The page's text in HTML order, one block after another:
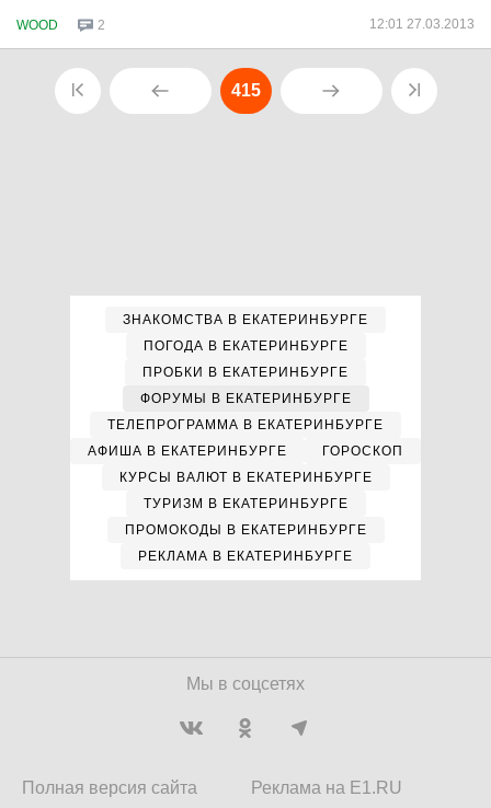
WOOD 2 12:01 27.03.2013
415
ЗНАКОМСТВА В ЕКАТЕРИНБУРГЕ
ПОГОДА В ЕКАТЕРИНБУРГЕ
ПРОБКИ В ЕКАТЕРИНБУРГЕ
ФОРУМЫ В ЕКАТЕРИНБУРГЕ
ТЕЛЕПРОГРАММА В ЕКАТЕРИНБУРГЕ
АФИША В ЕКАТЕРИНБУРГЕ
ГОРОСКОП
КУРСЫ ВАЛЮТ В ЕКАТЕРИНБУРГЕ
ТУРИЗМ В ЕКАТЕРИНБУРГЕ
ПРОМОКОДЫ В ЕКАТЕРИНБУРГЕ
РЕКЛАМА В ЕКАТЕРИНБУРГЕ
Мы в соцсетях
Полная версия сайта
Реклама на E1.RU